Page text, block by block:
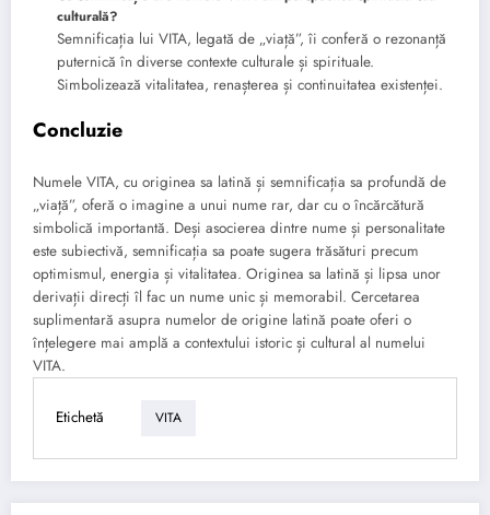
culturală?
Semnificația lui VITA, legată de „viață”, îi conferă o rezonanță
puternică în diverse contexte culturale și spirituale.
Simbolizează vitalitatea, renașterea și continuitatea existenței.
Concluzie
Numele VITA, cu originea sa latină și semnificația sa profundă de
„viață”, oferă o imagine a unui nume rar, dar cu o încărcătură
simbolică importantă. Deși asocierea dintre nume și personalitate
este subiectivă, semnificația sa poate sugera trăsături precum
optimismul, energia și vitalitatea. Originea sa latină și lipsa unor
derivații direcți îl fac un nume unic și memorabil. Cercetarea
suplimentară asupra numelor de origine latină poate oferi o
înțelegere mai amplă a contextului istoric și cultural al numelui
VITA.
Etichetă VITA